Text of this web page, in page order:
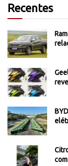
Recentes